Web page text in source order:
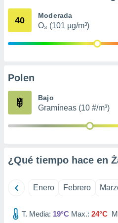
su
momento
en
o acceder
40 Moderada
O₃ (101 µg/m³)
Polen
Bajo
Gramíneas (10 #/m³)
¿Qué tiempo hace en
Enero Febrero
T. Media: 19°C Max.: 24°C